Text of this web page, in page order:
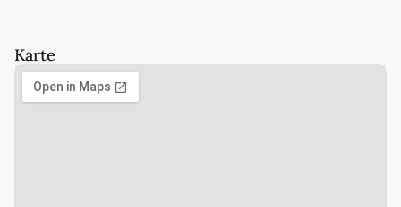
Karte